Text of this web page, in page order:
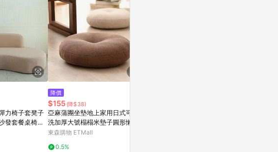
力椅子套凳子
發套餐桌椅套
降價
$155 (降$38)
亞麻蒲團坐墊地上家用日式可拆
洗加厚大號榻榻米墊子圓形懶人
東森購物 ETMall
0.5%